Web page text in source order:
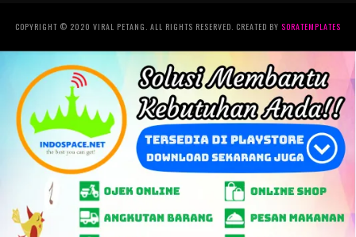
COPYRIGHT © 2020 VIRAL PETANG. ALL RIGHTS RESERVED. CREATED BY SORATEMPLATES